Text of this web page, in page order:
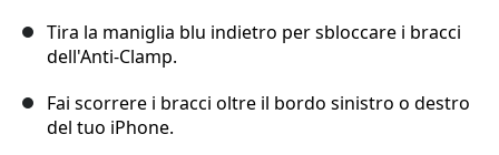
Tira la maniglia blu indietro per sbloccare i bracci
dell'Anti-Clamp.
Fai scorrere i bracci oltre il bordo sinistro o destro
del tuo iPhone.